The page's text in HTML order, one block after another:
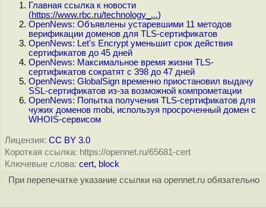
Главная ссылка к новости
(https://www.rbc.ru/technology_...)
OpenNews: Объявлены устаревшими 11 методов
верификации доменов для TLS-сертификатов
OpenNews: Let's Encrypt уменьшит срок действия
сертификатов до 45 дней
OpenNews: Максимальное время жизни TLS-
сертификатов сократят с 398 до 47 дней
OpenNews: GlobalSign временно приостановил выдачу
SSL-сертификатов из-за возможной компрометации
OpenNews: Попытка получения TLS-сертификатов для
чужих доменов mobi, используя просроченный домен с
WHOIS-сервисом
Лицензия: CC BY 3.0
Короткая ссылка: https://opennet.ru/65681-cert
Ключевые слова: cert, block
При перепечатке указание ссылки на opennet.ru обязательно